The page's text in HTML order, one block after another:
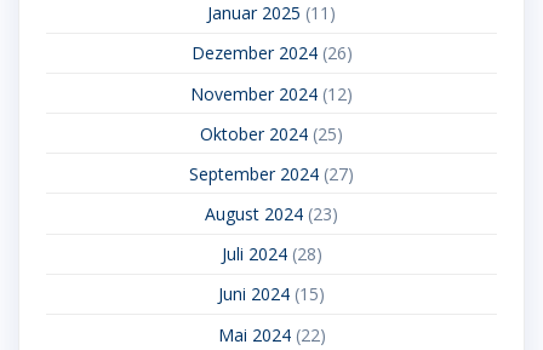
Januar 2025 (11)
Dezember 2024(26)
November 2024 (12)
Oktober 2024 (25)
September 2024 (27)
August 2024 (23)
Juli 2024(28)
Juni 2024 (15)
Mai 2024(22)